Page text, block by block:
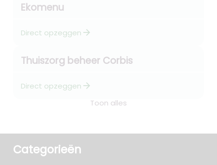
Ekomenu
Direct opzeggen arrow_forward
Thuiszorg beheer Corbis
Direct opzeggen arrow_forward
Toon alles
Categorieën